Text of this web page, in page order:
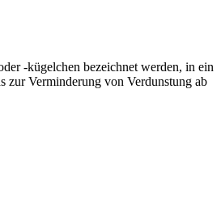
-kügelchen bezeichnet werden, in ein
zur Verminderung von Verdunstung ab